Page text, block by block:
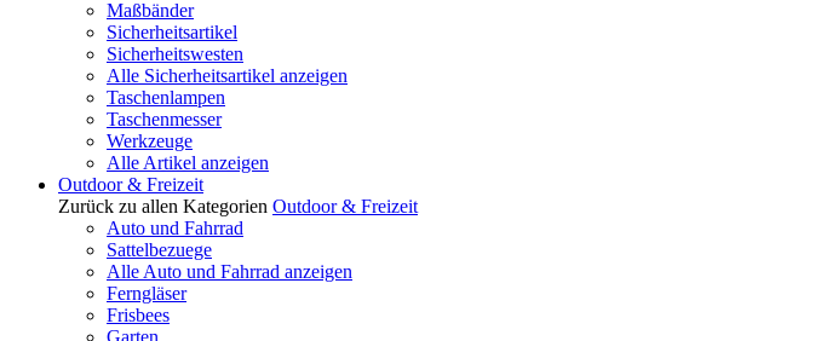
Maßbänder
Sicherheitsartikel
Sicherheitswesten
Alle Sicherheitsartikel anzeigen
Taschenlampen
Taschenmesser
Werkzeuge
Alle Artikel anzeigen
Outdoor & Freizeit
Zurück zu allen Kategorien Outdoor & Freizeit
Auto und Fahrrad
Sattelbezuege
Alle Auto und Fahrrad anzeigen
Ferngläser
Frisbees
Garten